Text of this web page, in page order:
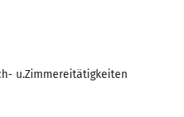
u.Zimmereitätigkeiten